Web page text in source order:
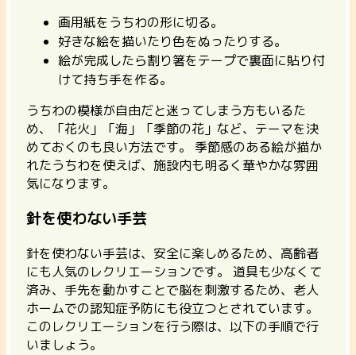
画用紙をうちわの形に切る。
好きな絵を描いたり色をぬったりする。
絵が完成したら割り箸をテープで裏面に貼り付
けて持ち手を作る。
うちわの模様が自由だと迷ってしまう方もいるた
め、「花火」「海」「季節の花」など、テーマを決
めておくのも良い方法です。 季節感のある絵が描か
れたうちわを使えば、施設内も明るく華やかな雰囲
気になります。
針を使わない手芸
針を使わない手芸は、安全に楽しめるため、高齢者
にも人気のレクリエーションです。 道具も少なくて
済み、手先を動かすことで脳を刺激するため、老人
ホームでの認知症予防にも役立つとされています。
このレクリエーションを行う際は、以下の手順で行
いましょう。